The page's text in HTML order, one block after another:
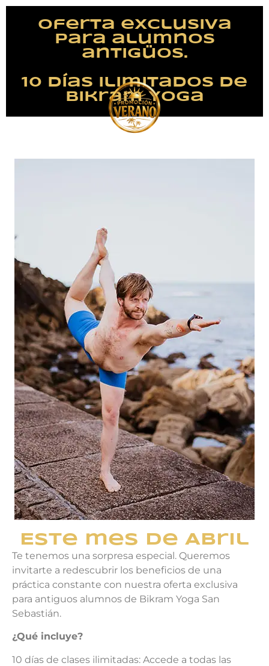
Oferta exclusiva
para alumnos
antigüos.
10 días ilimitados de
Bikram Yoga
Este mes de Abril
Te tenemos una sorpresa especial. Queremos
invitarte a redescubrir los beneficios de una
práctica constante con nuestra oferta exclusiva
para antiguos alumnos de Bikram Yoga San
Sebastián.
¿Qué incluye?
10 días de clases ilimitadas: Accede a todas las